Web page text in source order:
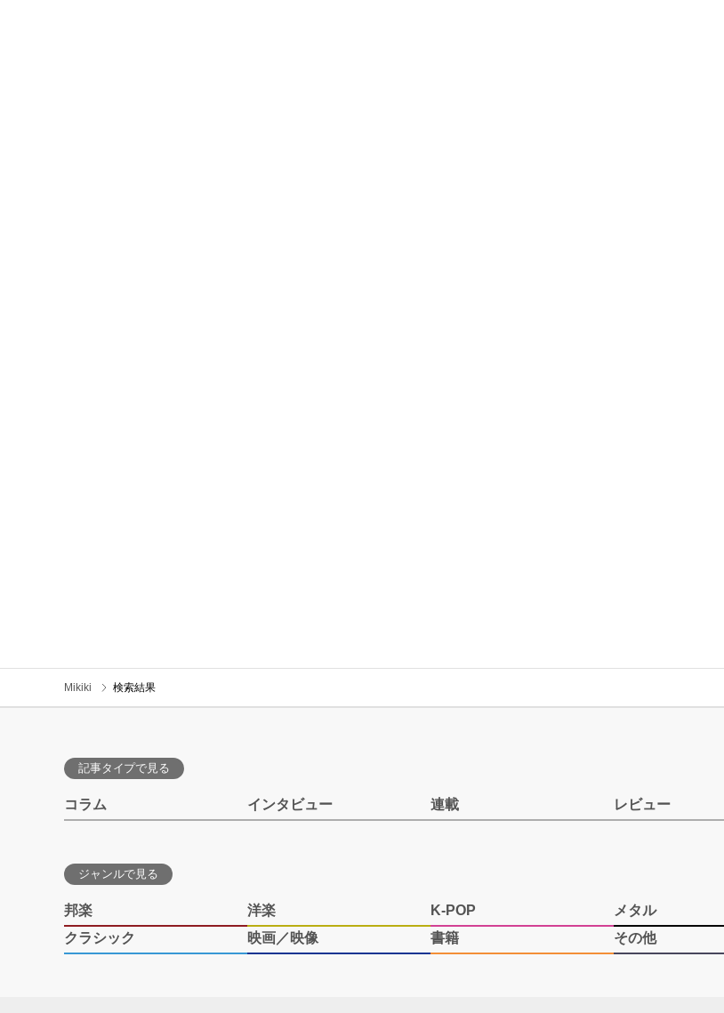
Mikiki 検索結果
記事タイプで見る
コラム インタビュー 連載 レビュー
ジャンルで見る
邦楽 洋楽 K-POP メタル
クラシック
映画／映像 書籍 その他